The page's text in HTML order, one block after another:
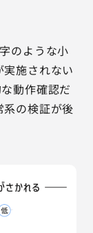
のような小
実施されない
動作確認だ
系の検証が後